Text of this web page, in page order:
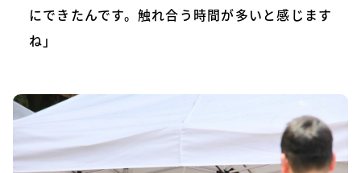
にできたんです。触れ合う時間が多いと感じます
ね」